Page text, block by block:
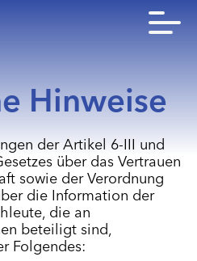
Hinweise
der Artikel 6-III und
über das Vertrauen
sowie der Verordnung
die Information der
die an
beteiligt sind,
Folgendes: